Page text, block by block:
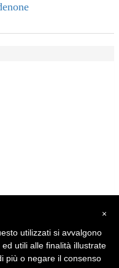
×
utilizzati si avvalgono
utili alle finalità illustrate
più o negare il consenso